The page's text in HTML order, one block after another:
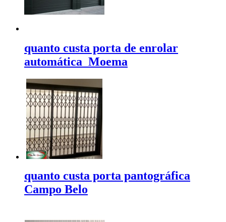
quanto custa porta de enrolar
automática Moema
quanto custa porta pantográfica
Campo Belo